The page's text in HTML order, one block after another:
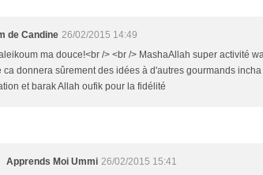
de Candine 26/02/2015 14:49
ma douce!<br /> <br /> MashaAllah super activité
ca donnera sûrement des idées à d'autres gourmands incha
et barak Allah oufik pour la fidélité
Apprends Moi Ummi 26/02/2015 15:41